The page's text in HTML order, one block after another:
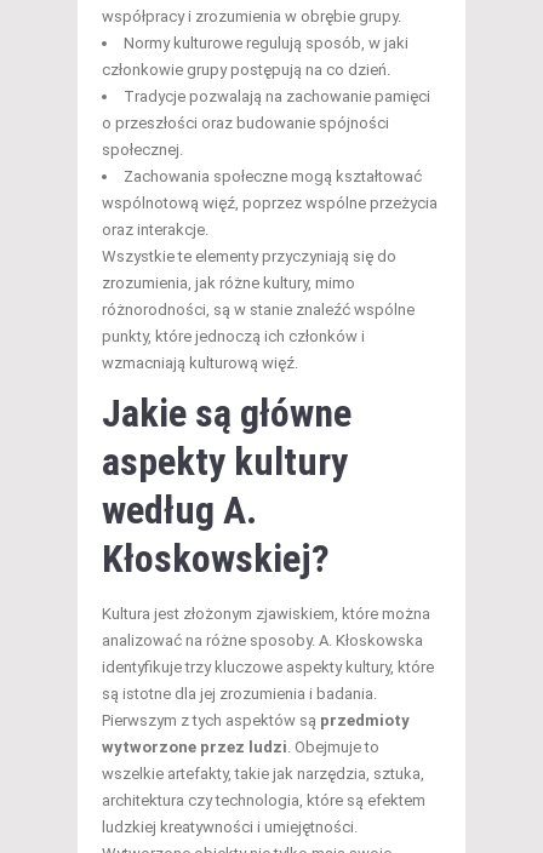
współpracy i zrozumienia w obrębie grupy.
Normy kulturowe regulują sposób, w jaki
członkowie grupy postępują na co dzień.
Tradycje pozwalają na zachowanie pamięci
o przeszłości oraz budowanie spójności
społecznej.
Zachowania społeczne mogą kształtować
wspólnotową więź, poprzez wspólne przeżycia
oraz interakcje.
Wszystkie te elementy przyczyniają się do
zrozumienia, jak różne kultury, mimo
różnorodności, są w stanie znaleźć wspólne
punkty, które jednoczą ich członków i
wzmacniają kulturową więź.
Jakie są główne
aspekty kultury
według A.
Kłoskowskiej?
Kultura jest złożonym zjawiskiem, które można
analizować na różne sposoby. A. Kłoskowska
identyfikuje trzy kluczowe aspekty kultury, które
są istotne dla jej zrozumienia i badania.
Pierwszym z tych aspektów są przedmioty
wytworzone przez ludzi . Obejmuje to
wszelkie artefakty, takie jak narzędzia, sztuka,
architektura czy technologia, które są efektem
ludzkiej kreatywności i umiejętności.